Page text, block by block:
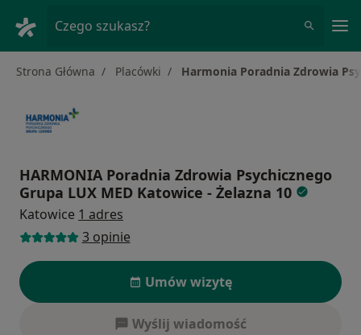
Czego szukasz?
Strona Główna Placówki Harmonia Poradnia Zdrowia
HARMONIA Poradnia Zdrowia Psychicznego
Grupa LUX MED Katowice - Żelazna 10
Katowice 1 adres
3 opinie
Umów wizytę
Wyślij wiadomość